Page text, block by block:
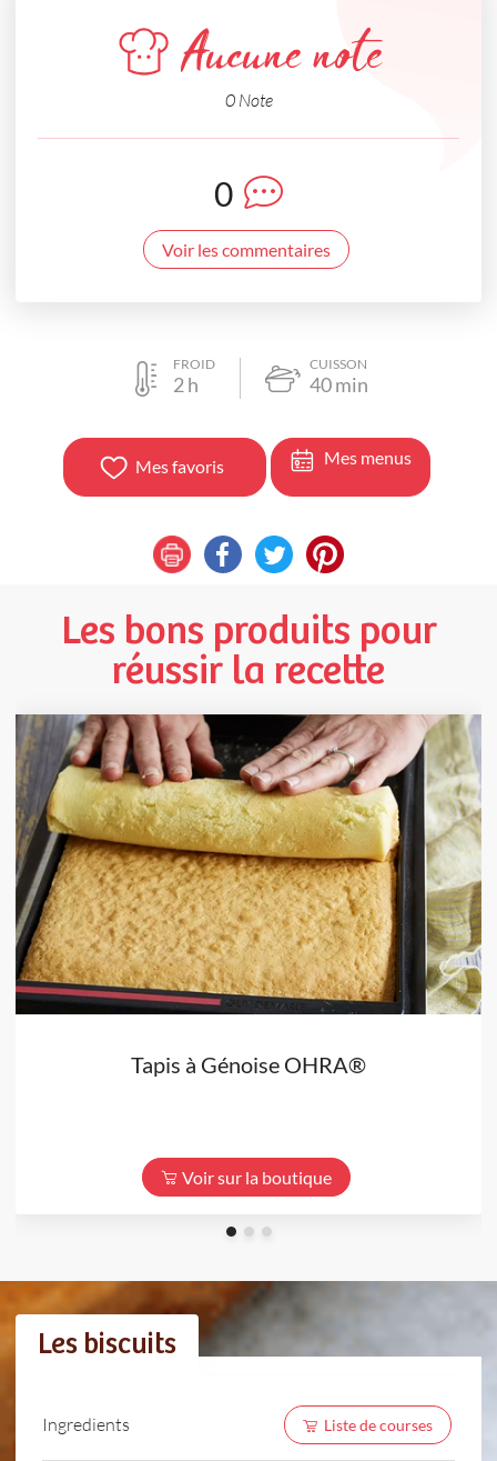
Aucune note
0 Note
0
Voir les commentaires
FROID
2h
CUISSON
40min
Mes favoris Mes menus
Les bons produits pour
réussir la recette
Tapis à Génoise OHRA®
Voir sur la boutique
Les biscuits
Ingredients Liste de courses